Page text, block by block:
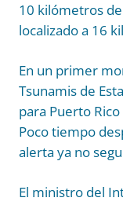
10 kilómetros
localizado a 16
En un primer
Tsunamis de
para Puerto
Poco tiempo
alerta ya no
El ministro del